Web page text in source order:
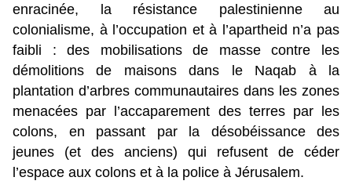
enracinée, la résistance palestinienne au
colonialisme, à l’occupation et à l’apartheid n’a pas
faibli : des mobilisations de masse contre les
démolitions de maisons dans le Naqab à la
plantation d’arbres communautaires dans les zones
menacées par l’accaparement des terres par les
colons, en passant par la désobéissance des
jeunes (et des anciens) qui refusent de céder
l’espace aux colons et à la police à Jérusalem.